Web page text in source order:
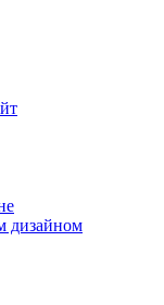
дизайном